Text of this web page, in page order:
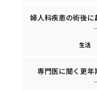
婦人科疾患の術後
生活
専門医に聞く更年